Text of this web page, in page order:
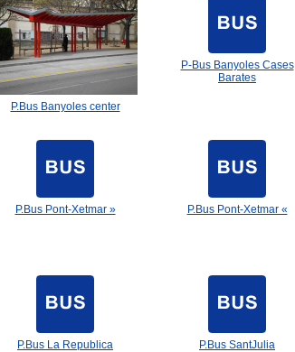
P.Bus Banyoles center
P-Bus Banyoles Cases
Barates
P.Bus Pont-Xetmar » P.Bus Pont-Xetmar «
P.Bus La Republica P.Bus SantJulia